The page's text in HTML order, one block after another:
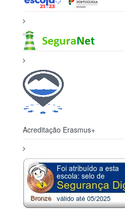
Acreditação Erasmus+